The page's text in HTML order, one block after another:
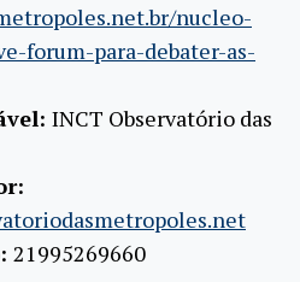
nucleo-
forum-para-debater-as-
INCT Observatório das
21995269660